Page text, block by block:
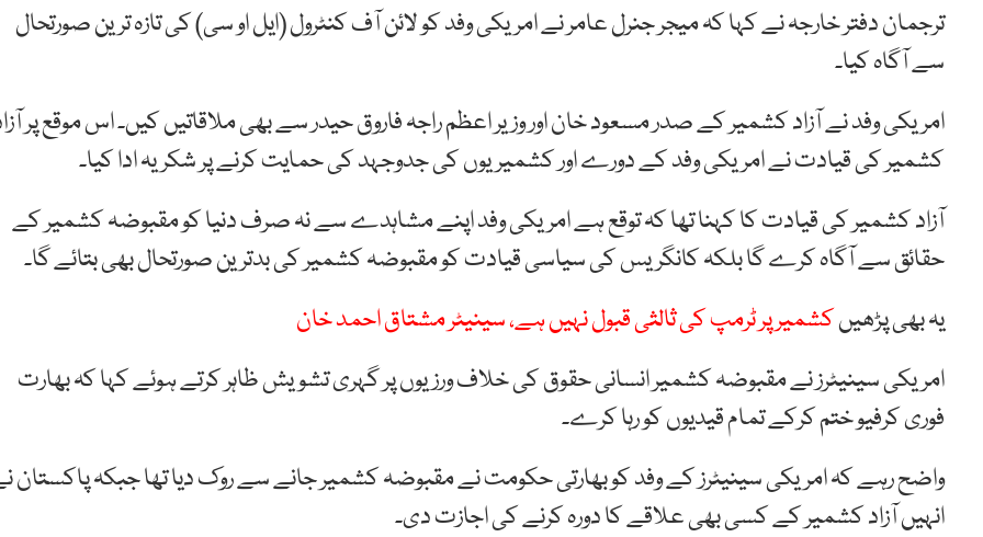
ترجمان دفتر خارجہ نے کہا کہ میجر جنرل عامر نے امریکی وفد کو لائن آف کنٹرول (ایل او سی) کی تازہ ترین صورتحال
سے آگاہ کیا۔
امریکی وفد نے آزاد کشمیر کے صدر مسعود خان اور وزیر اعظم راجہ فاروق حیدر سے بھی ملاقاتیں کیں۔ اس موقع پر
کشمیر کی قیادت نے امریکی وفد کے دورے اور کشمیریوں کی جدوجہد کی حمایت کرنے پر شکریہ ادا کیا۔
آزاد کشمیر کی قیادت کا کہنا تھا کہ توقع ہے امریکی وفد اپنے مشاہدے سے نہ صرف دنیا کو مقبوضہ کشمیر کے
حقائق سے آگاہ کرے گا بلکہ کانگریس کی سیاسی قیادت کو مقبوضہ کشمیر کی بدترین صورتحال بھی بتائے گا۔
یہ بھی پڑھیںکشمیر پر ٹرمپ کی ثالثی قبول نہیں ہے، سینیٹر مشتاق احمد خان
امریکی سینیٹرز نے مقبوضہ کشمیر انسانی حقوق کی خلاف ورزیوں پر گہری تشویش ظاہر کرتے ہوئے کہا کہ بھارت
فوری کرفیو ختم کرکے تمام قیدیوں کو رہا کرے۔
واضح رہے کہ امریکی سینیٹرز کے وفد کو بھارتی حکومت نے مقبوضہ کشمیر جانے سے روک دیا تھا جبکہ پاکستان
انہیں آزاد کشمیر کے کسی بھی علاقے کا دورہ کرنے کی اجازت دی۔